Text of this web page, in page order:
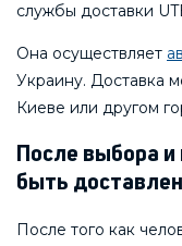
службы доставки
Она осуществляет
Украину. Доставка
Киеве или другом
После выбора
быть
После того как